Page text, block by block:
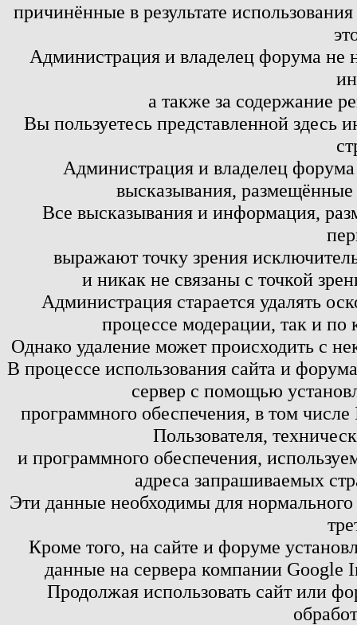
причинённые в результате
Администрация и владелец форума не
а также за содержание
Вы пользуетесь представленной здесь
Администрация и владелец
высказывания,
Все высказывания и информация,
выражают точку зрения
и никак не связаны с точкой
Администрация старается удалять
процессе модерации, так и по
Однако удаление может происходить с
В процессе использования сайта и
сервер с помощью
программного обеспечения, в том
Пользователя,
и программного обеспечения,
адреса запрашиваемых
Эти данные необходимы для
Кроме того, на сайте и форуме
данные на сервера компании
Продолжая использовать сайт или